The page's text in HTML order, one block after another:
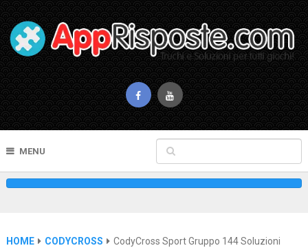
MENU
HOME CODYCROSS CodyCross Sport Gruppo 144 Soluzioni